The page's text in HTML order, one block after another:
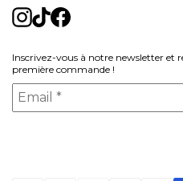
Inscrivez-vous à notre newsletter et
première commande !